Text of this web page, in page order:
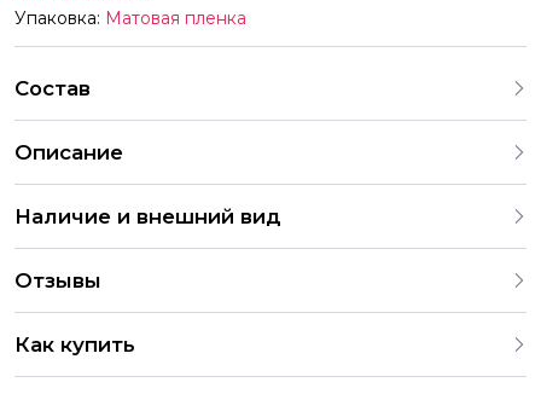
Упаковка: Матовая пленка
Состав
Описание
Наличие и внешний вид
это живые организмы. На нашем сайте вы найдете
разнообразные варианты оформления букетов. В случае
отсутствия определенного цветка в хорошем качестве
или вне сезона, мы можем предложить аналогичные
замены. Все букеты согласовываются с клиентом перед
Отзывы
4.9 286 Оценок
Как купить